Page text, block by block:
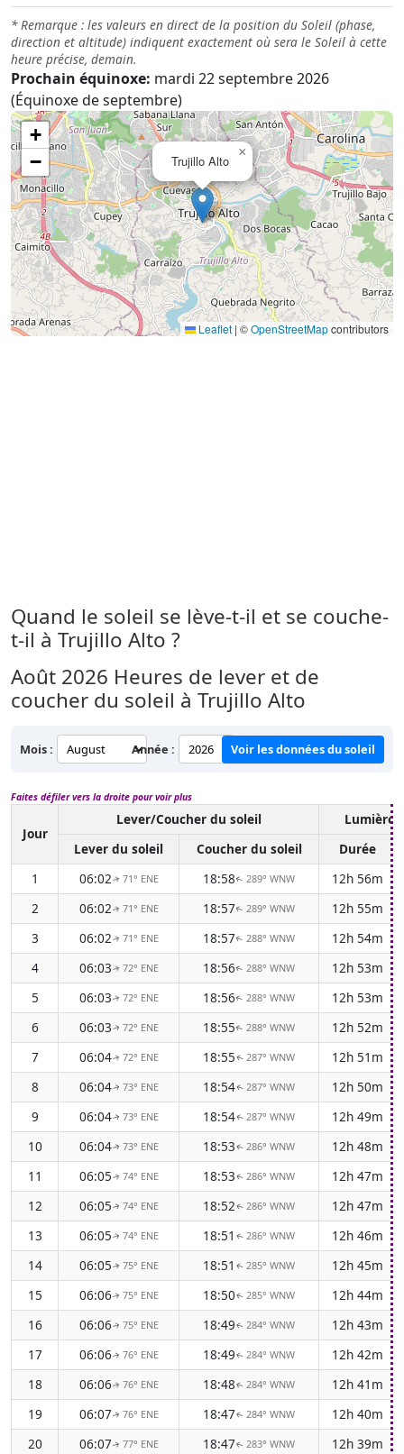
* Remarque : les valeurs en direct de la position du Soleil (phase,
direction et altitude) indiquent exactement où sera le Soleil à cette
heure précise, demain.
Prochain équinoxe: mardi 22 septembre 2026
(Équinoxe de septembre)
Trujillo Alto
×
+
−
Leaflet | ©OpenStreetMapcontributors
Quand le soleil se lève-t-il et se couche-
t-il à Trujillo Alto ?
Août 2026 Heures de lever et de
coucher du soleil à Trujillo Alto
Mois : Année : Voir les données du soleil
Faites défiler vers la droite pour voir plus
Jour
Lever/Coucher du soleil
Lumière
Lever du soleil
Coucher du soleil
Durée
1
06:02↑ 71° ENE 18:58↑ 289° WNW
12h 56m
2
06:02↑ 71° ENE 18:57↑ 289° WNW
12h 55m
3
06:02↑ 71° ENE 18:57↑ 288° WNW
12h 54m
4
06:03↑ 72° ENE 18:56↑ 288° WNW
12h 53m
5
06:03↑ 72° ENE 18:56↑ 288° WNW
12h 53m
6
06:03↑ 72° ENE 18:55↑ 288° WNW
12h 52m
7
06:04↑ 72° ENE 18:55↑ 287° WNW
12h 51m
8
06:04↑ 73° ENE 18:54↑ 287° WNW
12h 50m
9
06:04↑ 73° ENE 18:54↑ 287° WNW
12h 49m
10
06:04↑ 73° ENE 18:53↑ 286° WNW
12h 48m
11
06:05↑ 74° ENE 18:53↑ 286° WNW
12h 47m
12
06:05↑ 74° ENE 18:52↑ 286° WNW
12h 47m
13
06:05↑ 74° ENE 18:51 ↑ 286° WNW
12h 46m
14
06:05↑ 75° ENE 18:51 ↑ 285° WNW
12h 45m
15
06:06↑ 75° ENE 18:50↑ 285° WNW
12h 44m
16
06:06↑ 75° ENE 18:49↑ 284° WNW
12h 43m
17
06:06↑ 76° ENE 18:49↑ 284° WNW
12h 42m
18
06:06↑ 76° ENE 18:48↑ 284° WNW
12h 41m
19
06:07↑ 76° ENE 18:47↑ 284° WNW
12h 40m
20
06:07↑ 77° ENE 18:47↑ 283° WNW 12h 39m